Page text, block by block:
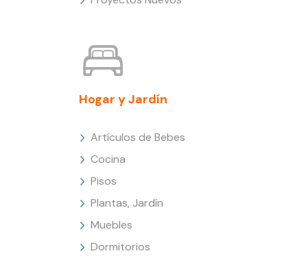
Hogar y Jardín
Artículos de Bebes
Cocina
Pisos
Plantas, Jardín
Muebles
Dormitorios